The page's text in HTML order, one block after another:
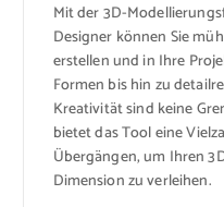
Mit der 3D-
Designer können Sie
erstellen und in Ihre
Formen bis hin zu
Kreativität sind keine
bietet das Tool eine
Übergängen, um Ihren
Dimension zu verleihen.